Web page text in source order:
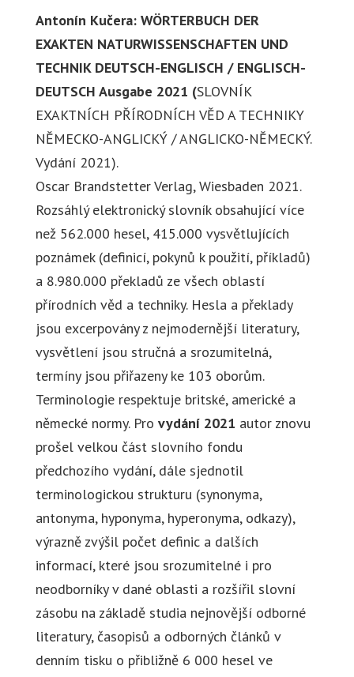
Antonín Kučera: WÖRTERBUCH DER
EXAKTEN NATURWISSENSCHAFTEN UND
TECHNIK DEUTSCH-ENGLISCH / ENGLISCH-
DEUTSCH Ausgabe 2021 (SLOVNÍK
EXAKTNÍCH PŘÍRODNÍCH VĚD A TECHNIKY
NĚMECKO-ANGLICKÝ / ANGLICKO-NĚMECKÝ.
Vydání 2021).
Oscar Brandstetter Verlag, Wiesbaden 2021.
Rozsáhlý elektronický slovník obsahující více
než 562.000 hesel, 415.000 vysvětlujících
poznámek (definicí, pokynů k použití, příkladů)
a 8.980.000 překladů ze všech oblastí
přírodních věd a techniky. Hesla a překlady
jsou excerpovány z nejmodernější literatury,
vysvětlení jsou stručná a srozumitelná,
termíny jsou přiřazeny ke 103 oborům.
Terminologie respektuje britské, americké a
německé normy. Pro vydání 2021 autor znovu
prošel velkou část slovního fondu
předchozího vydání, dále sjednotil
terminologickou strukturu (synonyma,
antonyma, hyponyma, hyperonyma, odkazy),
výrazně zvýšil počet definic a dalších
informací, které jsou srozumitelné i pro
neodborníky v dané oblasti a rozšířil slovní
zásobu na základě studia nejnovější odborné
literatury, časopisů a odborných článků v
denním tisku o přibližně 6 000 hesel ve